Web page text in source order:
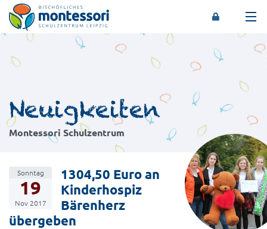
Montessori-Schulzentrum Leipzig
Neuigkeiten
Montessori Schulzentrum
Sonntag
19
Nov 2017
1304,50 Euro an
Kinderhospiz
Bärenherz
übergeben